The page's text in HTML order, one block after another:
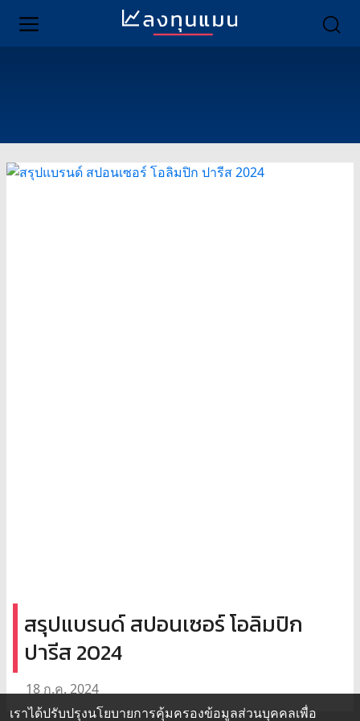
สรุปแบรนด์ สปอนเซอร์ โอลิมปิก
ปารีส 2024
18 ก.ค. 2024
เราได้ปรับปรุงนโยบายการคุ้มครองข้อมูลส่วนบุคคลเพื่อ